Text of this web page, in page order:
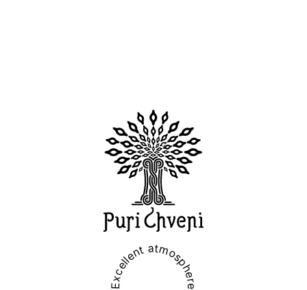
Excellent atmosphere